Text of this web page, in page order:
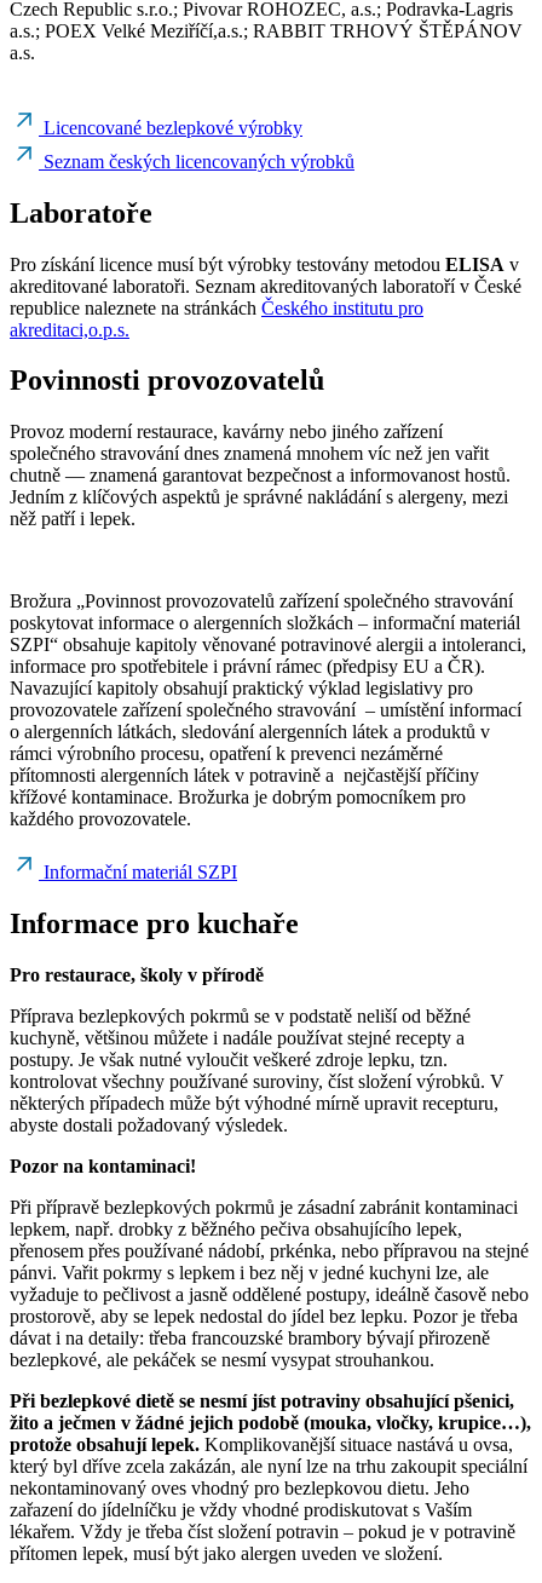
Czech Republic s.r.o.; Pivovar ROHOZEC, a.s.; Podravka-Lagris
a.s.; POEX Velké Meziříčí,a.s.; RABBIT TRHOVÝ ŠTĚPÁNOV
a.s.
Licencované bezlepkové výrobky
Seznam českých licencovaných výrobků
Laboratoře
Pro získání licence musí být výrobky testovány metodou ELISA v
akreditované laboratoři. Seznam akreditovaných laboratoří v České
republice naleznete na stránkách Českého institutu pro
akreditaci,o.p.s.
Povinnosti provozovatelů
Provoz moderní restaurace, kavárny nebo jiného zařízení
společného stravování dnes znamená mnohem víc než jen vařit
chutně — znamená garantovat bezpečnost a informovanost hostů.
Jedním z klíčových aspektů je správné nakládání s alergeny, mezi
něž patří i lepek.
Brožura „Povinnost provozovatelů zařízení společného stravování
poskytovat informace o alergenních složkách – informační materiál
SZPI“ obsahuje kapitoly věnované potravinové alergii a intoleranci,
informace pro spotřebitele i právní rámec (předpisy EU a ČR).
Navazující kapitoly obsahují praktický výklad legislativy pro
provozovatele zařízení společného stravování – umístění informací
o alergenních látkách, sledování alergenních látek a produktů v
rámci výrobního procesu, opatření k prevenci nezáměrné
přítomnosti alergenních látek v potravině a nejčastější příčiny
křížové kontaminace. Brožurka je dobrým pomocníkem pro
každého provozovatele.
Informační materiál SZPI
Informace pro kuchaře
Pro restaurace, školy v přírodě
Příprava bezlepkových pokrmů se v podstatě neliší od běžné
kuchyně, většinou můžete i nadále používat stejné recepty a
postupy. Je však nutné vyloučit veškeré zdroje lepku, tzn.
kontrolovat všechny používané suroviny, číst složení výrobků. V
některých případech může být výhodné mírně upravit recepturu,
abyste dostali požadovaný výsledek.
Pozor na kontaminaci!
Při přípravě bezlepkových pokrmů je zásadní zabránit kontaminaci
lepkem, např. drobky z běžného pečiva obsahujícího lepek,
přenosem přes používané nádobí, prkénka, nebo přípravou na stejné
pánvi. Vařit pokrmy s lepkem i bez něj v jedné kuchyni lze, ale
vyžaduje to pečlivost a jasně oddělené postupy, ideálně časově nebo
prostorově, aby se lepek nedostal do jídel bez lepku. Pozor je třeba
dávat i na detaily: třeba francouzské brambory bývají přirozeně
bezlepkové, ale pekáček se nesmí vysypat strouhankou.
Při bezlepkové dietě se nesmí jíst potraviny obsahující pšenici,
žito a ječmen v žádné jejich podobě (mouka, vločky, krupice…),
protože obsahují lepek. Komplikovanější situace nastává u ovsa,
který byl dříve zcela zakázán, ale nyní lze na trhu zakoupit speciální
nekontaminovaný oves vhodný pro bezlepkovou dietu. Jeho
zařazení do jídelníčku je vždy vhodné prodiskutovat s Vaším
lékařem. Vždy je třeba číst složení potravin – pokud je v potravině
přítomen lepek, musí být jako alergen uveden ve složení.